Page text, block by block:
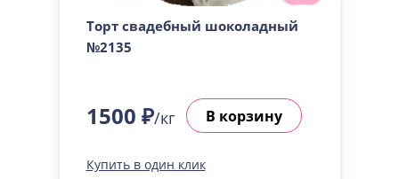
Торт свадебный шоколадный
№2135
1500 ₽/кг В корзину
Купить в один клик